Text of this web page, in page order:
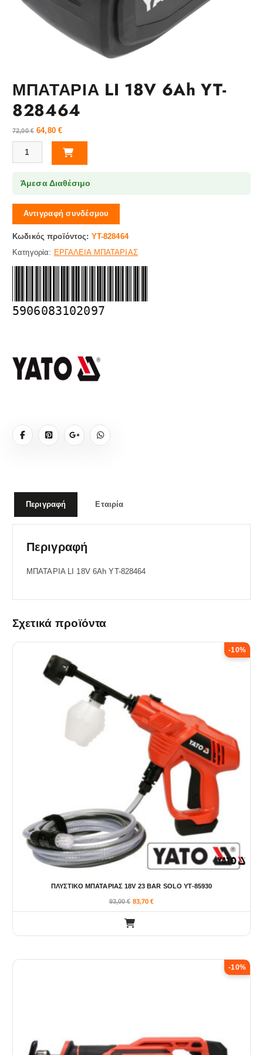
ΜΠΑΤΑΡΙΑ LI 18V 6Ah YT-
828464
72,00€ 64,80 €
ΜΠΑΤΑΡΙΑ LI 18V 6Ah YT-828464 ποσότητα
Άμεσα Διαθέσιμο
Αντιγραφή συνδέσμου
Κωδικός προϊόντος: YT-828464
Κατηγορία: ΕΡΓΑΛΕΙΑ ΜΠΑΤΑΡΙΑΣ
5906083102097
Περιγραφή Εταιρία
Περιγραφή
ΜΠΑΤΑΡΙΑ LI 18V 6Ah YT-828464
Σχετικά προϊόντα
-10%
ΠΛΥΣΤΙΚΟ ΜΠΑΤΑΡΙΑΣ 18V 23 BAR SOLO YT-85930
93,00€ 83,70€
-10%